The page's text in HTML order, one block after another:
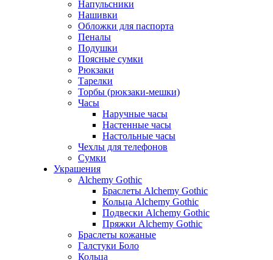
Напульсники
Нашивки
Обложки для паспорта
Пеналы
Подушки
Поясные сумки
Рюкзаки
Тарелки
Торбы (рюкзаки-мешки)
Часы
Наручные часы
Настенные часы
Настольные часы
Чехлы для телефонов
Сумки
Украшения
Alchemy Gothic
Браслеты Alchemy Gothic
Кольца Alchemy Gothic
Подвески Alchemy Gothic
Пряжки Alchemy Gothic
Браслеты кожаные
Галстуки Боло
Кольца